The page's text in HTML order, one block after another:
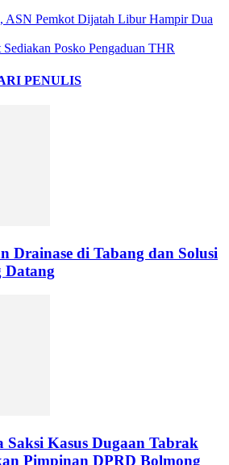
ASN Pemkot Dijatah Libur Hampir Dua
Sediakan Posko Pengaduan THR
PENULIS
Drainase di Tabang dan Solusi
Datang
Saksi Kasus Dugaan Tabrak
Pimpinan DPRD Bolmong